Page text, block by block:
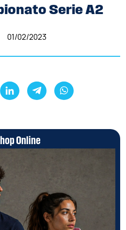
Serie A2
01/02/2023
Online